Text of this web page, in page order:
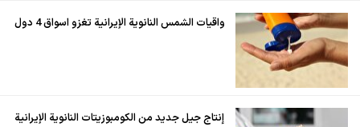
واقيات الشمس النانوية الإيرانية تغزو اسواق 4 دول
إنتاج جيل جديد من الكومبوزيتات النانوية الإيرانية